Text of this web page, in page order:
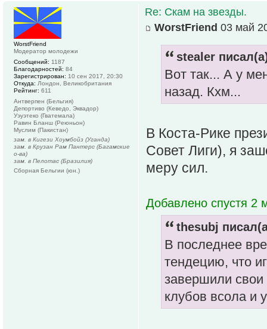
Re: Скам на звезды.
WorstFriend 03 май
stealer
Вот так... А у
назад. Кхм...
В Коста-Рике
Совет Лиги), я
меру сил.
Добавлено спустя 2
thesubj
В последнее
тендецию, что
завершили
клубов всола и
WorstFriend
Модератор молодежи
Сообщений: 1187
Благодарностей: 84
Зарегистрирован: 10 сен 2017, 20:30
Откуда: Лондон, Великобритания
Рейтинг: 611
Антверпен (Бельгия)
Депортиво (Кеведо, Эквадор)
Уэуэтеко (Гватемала)
Равин Бланш (Реюньон)
Муслим (Пакистан)
зам. в Кигези Хоумбойз (Уганда)
зам. в Крузан Рам Пантерс (Багамские
о-ва)
зам. в Пелотас (Бразилия)
Сборная Бельгии (юн.)